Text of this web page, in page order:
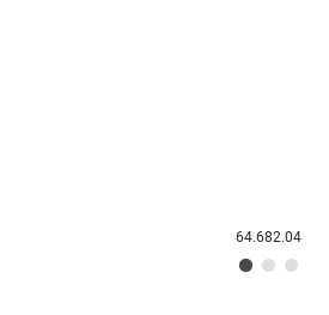
64.682.04